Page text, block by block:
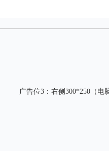
广告位3：右侧300*250（电